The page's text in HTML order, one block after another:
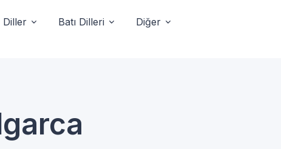
Diller Batı Dilleri Diğer